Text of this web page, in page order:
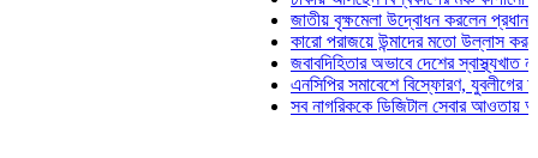
জাতীয় বৃক্ষমেলা উদ্বোধন করলেন প্রধানমন্ত্রী
কারো পরাজয়ে উন্মাদের মতো উল্লাস করতে হয়
জবাবদিহিতার অভাবে দেশের স্বাস্থ্যখাত নানা
এনসিপির সমাবেশে বিস্ফোরণ, যুবলীগের দুই
সব নাগরিককে ডিজিটাল সেবার আওতায় আনতে